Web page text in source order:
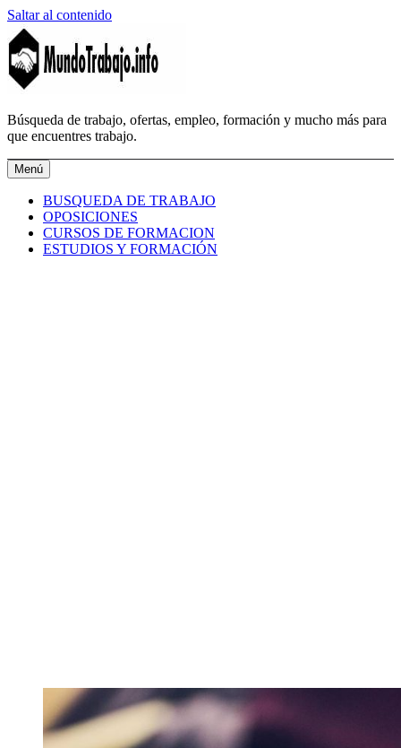
Saltar al contenido
MundoTrabajo.info
Búsqueda de trabajo, ofertas, empleo, formación y mucho más para
que encuentres trabajo.
Menú
BUSQUEDA DE TRABAJO
OPOSICIONES
CURSOS DE FORMACION
ESTUDIOS Y FORMACIÓN